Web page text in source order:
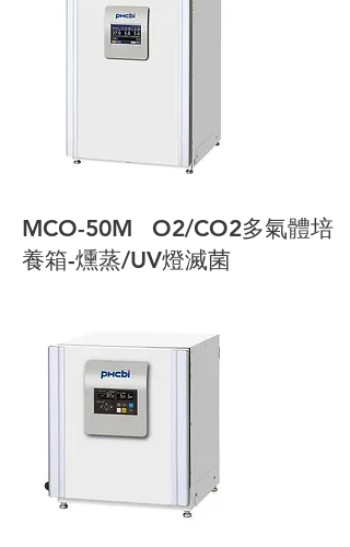
MCO-50M O2/CO2多氣體培
養箱-燻蒸/UV燈滅菌